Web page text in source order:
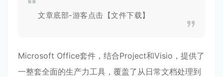
文章底部-游客点击【文件下载】
Microsoft Office套件，结合Project和Visio，提供了
一整套全面的生产力工具，覆盖了从日常文档处理到